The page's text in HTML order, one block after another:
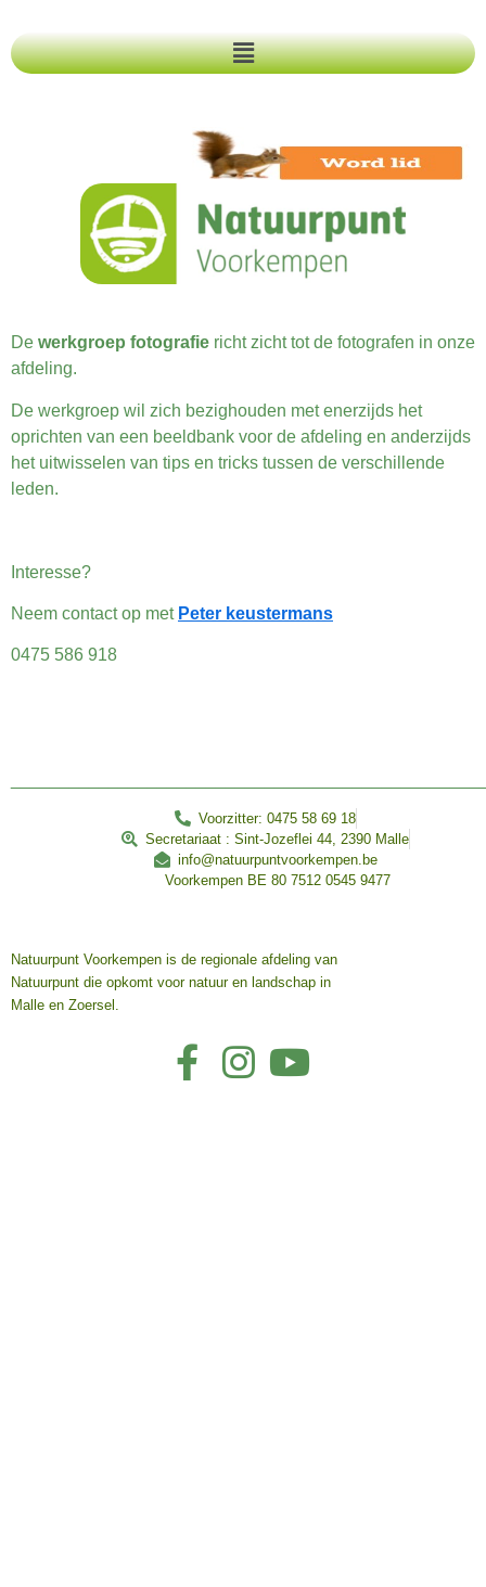
De werkgroep fotografie richt zicht tot de fotografen in onze
afdeling.
De werkgroep wil zich bezighouden met enerzijds het
oprichten van een beeldbank voor de afdeling en anderzijds
het uitwisselen van tips en tricks tussen de verschillende
leden.
Interesse?
Neem contact op met Peter keustermans
0475 586 918
Voorzitter: 0475 58 69 18
Secretariaat : Sint-Jozeflei 44, 2390 Malle
info@natuurpuntvoorkempen.be
Voorkempen BE 80 7512 0545 9477
Natuurpunt Voorkempen is de regionale afdeling van
Natuurpunt die opkomt voor natuur en landschap in
Malle en Zoersel.